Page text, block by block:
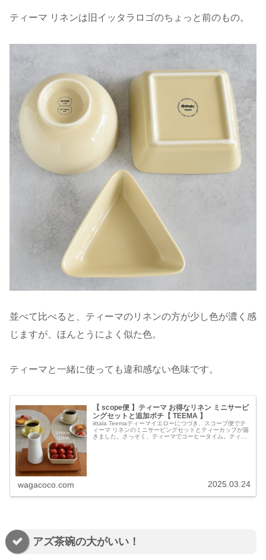
ティーマ リネンは旧イッタラロゴのちょっと前のもの。
並べて比べると、ティーマのリネンの方が少し色が濃く感
じますが、ほんとうによく似た色。
ティーマと一緒に使っても違和感ない色味です。
【 scope便 】ティーマ お得なリネン ミニサービ
ングセットと追加ポチ【 TEEMA 】
iittala Teemaティーマイエローにつづき、スコープ便でテ
ィーマ リネンのミニサービングセットとティーカップが届
きました。さっそく、ティーマでコーヒータイム。ティー
wagacoco.com 2025.03.24
アズ茶碗の大がいい！